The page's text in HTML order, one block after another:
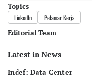
Topics
LinkedIn Pelamar Kerja
Editorial Team
Editor
Latest in News
Indef: Data Center